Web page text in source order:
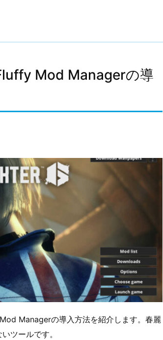
Mod Managerの導
Managerの導入方法を紹介します。春麗
ツールです。